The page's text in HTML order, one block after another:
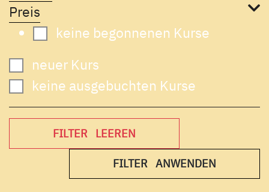
Preis
keine begonnenen Kurse
neuer Kurs
keine ausgebuchten Kurse
FILTER LEEREN